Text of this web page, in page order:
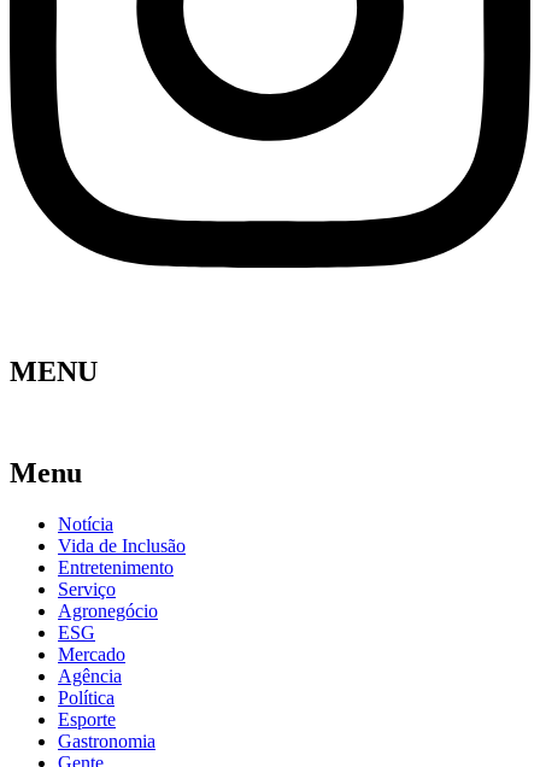
MENU
Menu
Notícia
Vida de Inclusão
Entretenimento
Serviço
Agronegócio
ESG
Mercado
Agência
Política
Esporte
Gastronomia